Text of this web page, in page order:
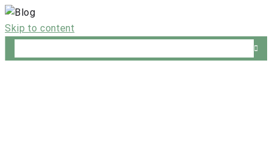
Skip to content